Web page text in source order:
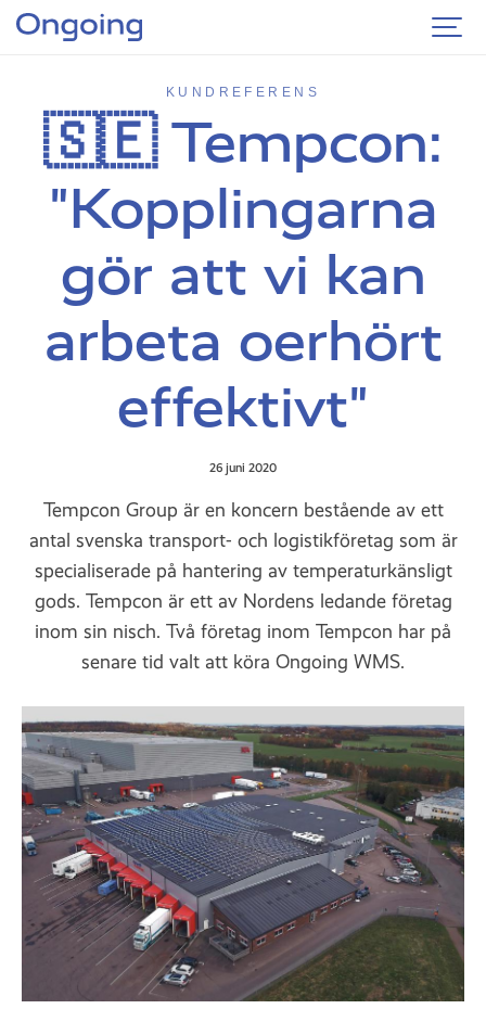
KUNDREFERENS
🇸🇪 Tempcon:
"Kopplingarna
gör att vi kan
arbeta oerhört
effektivt"
26 juni 2020
Tempcon Group är en koncern bestående av ett
antal svenska transport- och logistikföretag som är
specialiserade på hantering av temperaturkänsligt
gods. Tempcon är ett av Nordens ledande företag
inom sin nisch. Två företag inom Tempcon har på
senare tid valt att köra Ongoing WMS.